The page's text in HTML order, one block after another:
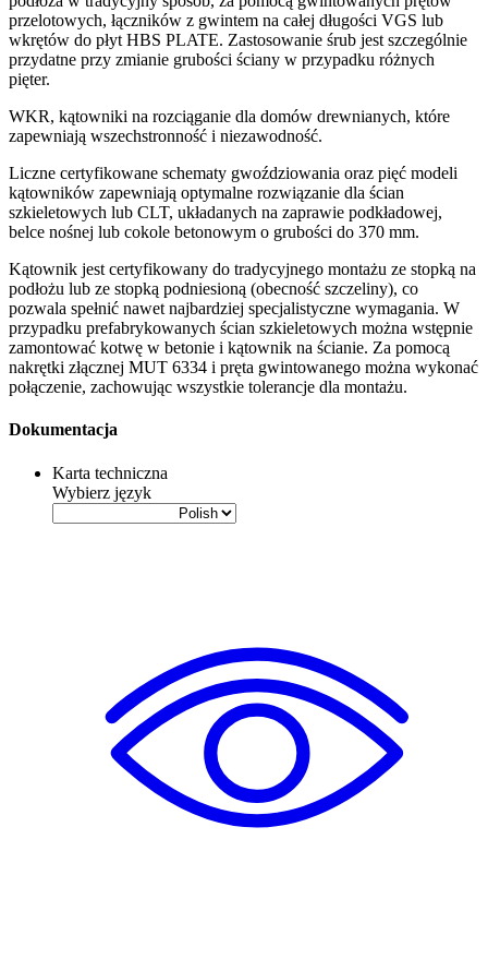
przelotowych, łączników z gwintem na całej długości VGS lub
wkrętów do płyt HBS PLATE. Zastosowanie śrub jest szczególnie
przydatne przy zmianie grubości ściany w przypadku różnych
pięter.
WKR, kątowniki na rozciąganie dla domów drewnianych, które
zapewniają wszechstronność i niezawodność.
Liczne certyfikowane schematy gwoździowania oraz pięć modeli
kątowników zapewniają optymalne rozwiązanie dla ścian
szkieletowych lub CLT, układanych na zaprawie podkładowej,
belce nośnej lub cokole betonowym o grubości do 370 mm.
Kątownik jest certyfikowany do tradycyjnego montażu ze stopką na
podłożu lub ze stopką podniesioną (obecność szczeliny), co
pozwala spełnić nawet najbardziej specjalistyczne wymagania. W
przypadku prefabrykowanych ścian szkieletowych można wstępnie
zamontować kotwę w betonie i kątownik na ścianie. Za pomocą
nakrętki złącznej MUT 6334 i pręta gwintowanego można wykonać
połączenie, zachowując wszystkie tolerancje dla montażu.
Dokumentacja
Karta techniczna
Wybierz język